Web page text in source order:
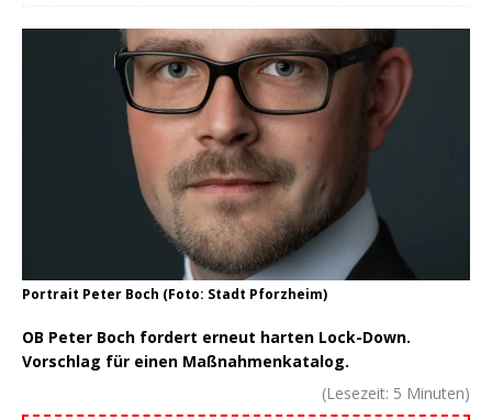
Portrait Peter Boch (Foto: Stadt Pforzheim)
OB Peter Boch fordert erneut harten Lock-Down.
Vorschlag für einen Maßnahmenkatalog.
(Lesezeit: 5 Minuten)